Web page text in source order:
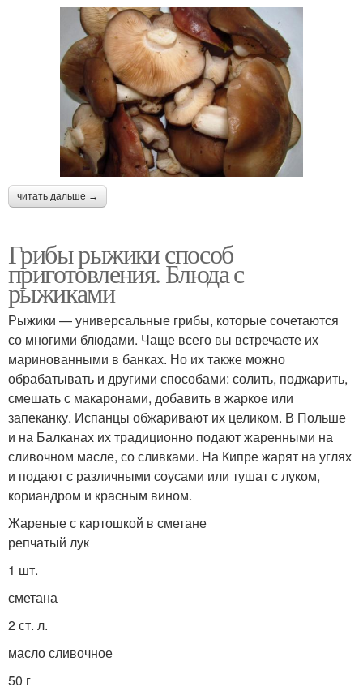
читать дальше →
Грибы рыжики способ
приготовления. Блюда с
рыжиками
Рыжики — универсальные грибы, которые сочетаются
со многими блюдами. Чаще всего вы встречаете их
маринованными в банках. Но их также можно
обрабатывать и другими способами: солить, поджарить,
смешать с макаронами, добавить в жаркое или
запеканку. Испанцы обжаривают их целиком. В Польше
и на Балканах их традиционно подают жаренными на
сливочном масле, со сливками. На Кипре жарят на углях
и подают с различными соусами или тушат с луком,
кориандром и красным вином.
Жареные с картошкой в сметане
репчатый лук
1 шт.
сметана
2 ст. л.
масло сливочное
50 г